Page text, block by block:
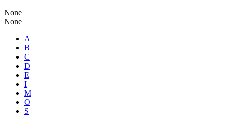
None
None
A
B
C
D
E
I
M
O
S